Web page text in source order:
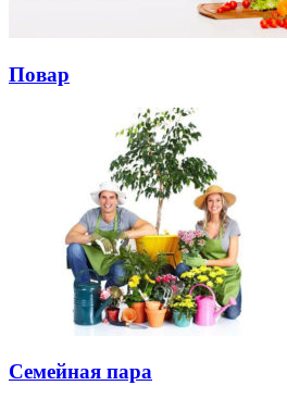
Повар
Семейная пара